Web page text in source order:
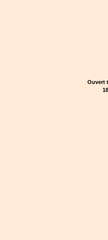
Ouvert